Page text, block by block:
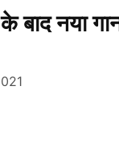
बाद नया